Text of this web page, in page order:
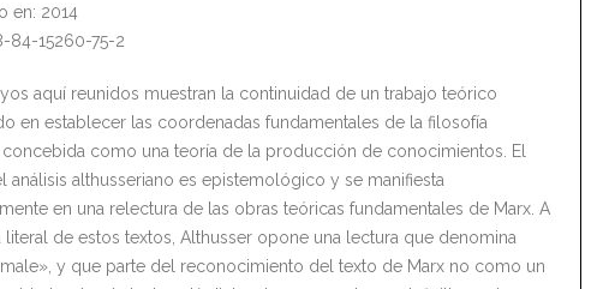
en: 2014
84-15260-75-2
aquí reunidos muestran la continuidad de un trabajo teórico
en establecer las coordenadas fundamentales de la filosofía
concebida como una teoría de la producción de conocimientos. El
análisis althusseriano es epistemológico y se manifiesta
en una relectura de las obras teóricas fundamentales de Marx. A
literal de estos textos, Althusser opone una lectura que denomina
y que parte del reconocimiento del texto de Marx no como un